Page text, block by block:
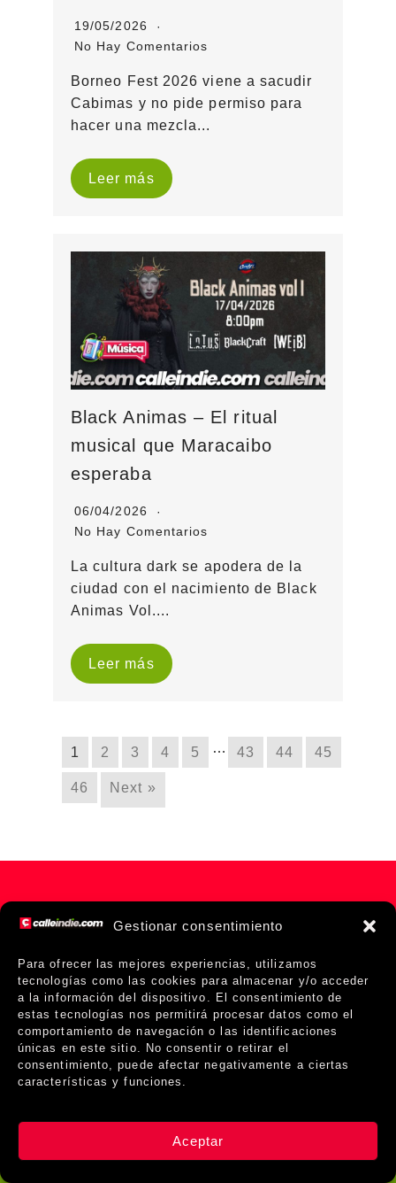
Gestionar consentimiento
Para ofrecer las mejores experiencias, utilizamos
tecnologías como las cookies para almacenar y/o acceder
a la información del dispositivo. El consentimiento de
estas tecnologías nos permitirá procesar datos como el
comportamiento de navegación o las identificaciones
únicas en este sitio. No consentir o retirar el
consentimiento, puede afectar negativamente a ciertas
características y funciones.
Aceptar
19/05/2026
No Hay Comentarios
Borneo Fest 2026 viene a sacudir
Cabimas y no pide permiso para
hacer una mezcla...
Leer más
Black Animas – El ritual
musical que Maracaibo
esperaba
06/04/2026
No Hay Comentarios
La cultura dark se apodera de la
ciudad con el nacimiento de Black
Animas Vol....
Leer más
1 2 3 4 5 … 43 44 45
46 Next »
Sobre Nosotros
Políticas de Privacidad
Todos los derechos Reservados - Calle Indie ©